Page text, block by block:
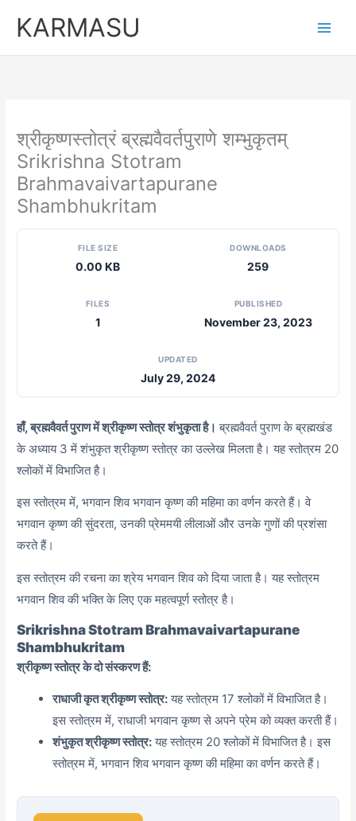
KARMASU
श्रीकृष्णस्तोत्रं ब्रह्मवैवर्तपुराणे शम्भुकृतम्
Srikrishna Stotram
Brahmavaivartapurane
Shambhukritam
FILE SIZE
0.00 KB
DOWNLOADS
259
FILES
1
PUBLISHED
November 23, 2023
UPDATED
July 29, 2024
हाँ, ब्रह्मवैवर्त पुराण में श्रीकृष्ण स्तोत्र शंभुकृता है। ब्रह्मवैवर्त पुराण के ब्रह्मखंड
के अध्याय 3 में शंभुकृत श्रीकृष्ण स्तोत्र का उल्लेख मिलता है। यह स्तोत्रम 20
श्लोकों में विभाजित है।
इस स्तोत्रम में, भगवान शिव भगवान कृष्ण की महिमा का वर्णन करते हैं। वे
भगवान कृष्ण की सुंदरता, उनकी प्रेममयी लीलाओं और उनके गुणों की प्रशंसा
करते हैं।
इस स्तोत्रम की रचना का श्रेय भगवान शिव को दिया जाता है। यह स्तोत्रम
भगवान शिव की भक्ति के लिए एक महत्वपूर्ण स्तोत्र है।
Srikrishna Stotram Brahmavaivartapurane
Shambhukritam
श्रीकृष्ण स्तोत्र के दो संस्करण हैं:
राधाजी कृत श्रीकृष्ण स्तोत्र:यह स्तोत्रम 17 श्लोकों में विभाजित है।
इस स्तोत्रम में, राधाजी भगवान कृष्ण से अपने प्रेम को व्यक्त करती हैं।
शंभुकृत श्रीकृष्ण स्तोत्र:यह स्तोत्रम 20 श्लोकों में विभाजित है। इस
स्तोत्रम में, भगवान शिव भगवान कृष्ण की महिमा का वर्णन करते हैं।